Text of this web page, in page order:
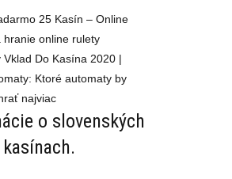
25 Kasín – Online
hranie online rulety
Vklad Do Kasína 2020 |
Ktoré automaty by
najviac
o slovenských